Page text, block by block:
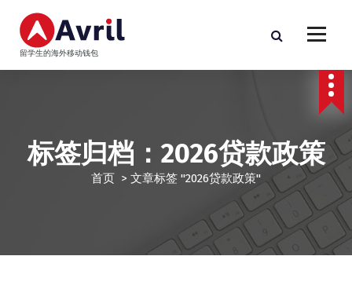
留学生的海外移动钱包
标签归档：2026贷款政策
首页 > 文章标签 "2026贷款政策"